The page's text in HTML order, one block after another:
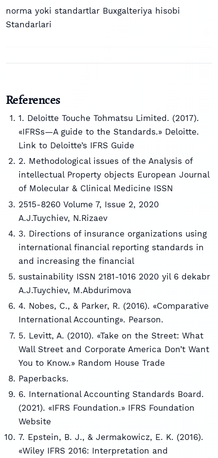
norma yoki standartlar Buxgalteriya hisobi
Standarlari
References
1. Deloitte Touche Tohmatsu Limited. (2017).
«IFRSs—A guide to the Standards.» Deloitte.
Link to Deloitte’s IFRS Guide
2. Methodological issues of the Analysis of
intellectual Property objects European Journal
of Molecular & Clinical Medicine ISSN
2515-8260 Volume 7, Issue 2, 2020
A.J.Tuychiev, N.Rizaev
3. Directions of insurance organizations using
international financial reporting standards in
and increasing the financial
sustainability ISSN 2181-1016 2020 yil 6 dekabr
A.J.Tuychiev, M.Abdurimova
4. Nobes, C., & Parker, R. (2016). «Comparative
International Accounting». Pearson.
5. Levitt, A. (2010). «Take on the Street: What
Wall Street and Corporate America Don’t Want
You to Know.» Random House Trade
Paperbacks.
6. International Accounting Standards Board.
(2021). «IFRS Foundation.» IFRS Foundation
Website
7. Epstein, B. J., & Jermakowicz, E. K. (2016).
«Wiley IFRS 2016: Interpretation and